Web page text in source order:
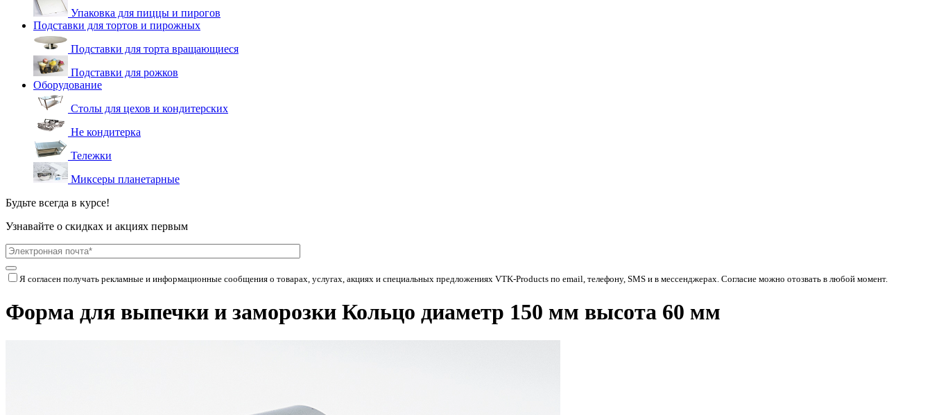
Упаковка для пиццы и пирогов
Подставки для тортов и пирожных
Подставки для торта вращающиеся
Подставки для рожков
Оборудование
Столы для цехов и кондитерских
Не кондитерка
Тележки
Миксеры планетарные
Будьте всегда в курсе!
Узнавайте о скидках и акциях первым
Я согласен получать рекламные и информационные сообщения о товарах, услугах, акциях и специальных предложениях VTK-Products по email, телефону, SMS и в мессенджерах. Согласие можно отозвать в любой момент.
Форма для выпечки и заморозки Кольцо диаметр 150 мм высота 60 мм